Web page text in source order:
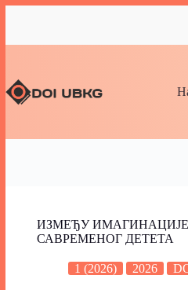
ИЗМЕЂУ
САВРЕМЕНОГ ДЕТЕТА
1 (2026) 2026